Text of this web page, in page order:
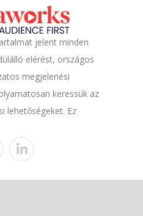
jelent minden
elérést, országos
megjelenési
keressük az
lehetőségeket. Ez